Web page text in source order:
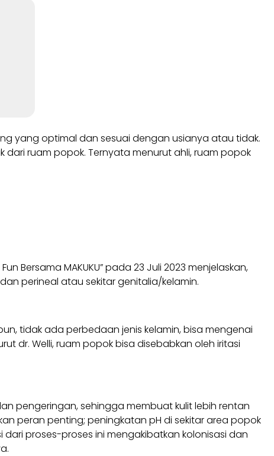
yang optimal dan sesuai dengan usianya atau tidak.
ruam popok. Ternyata menurut ahli, ruam popok
Bersama MAKUKU” pada 23 Juli 2023 menjelaskan,
perineal atau sekitar genitalia/kelamin.
tidak ada perbedaan jenis kelamin, bisa mengenai
dr. Welli, ruam popok bisa disebabkan oleh iritasi
pengeringan, sehingga membuat kulit lebih rentan
peran penting; peningkatan pH di sekitar area popok
proses-proses ini mengakibatkan kolonisasi dan